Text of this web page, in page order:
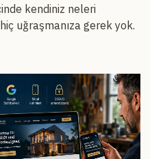
kendiniz neleri
uğraşmanıza gerek yok.